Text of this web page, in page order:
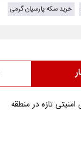
خرید سکه پارسیان گرمی
تازه در منطقه